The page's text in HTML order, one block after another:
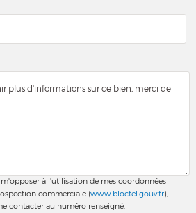
à l'utilisation de mes coordonnées
commerciale (www.bloctel.gouv.fr),
contacter au numéro renseigné.